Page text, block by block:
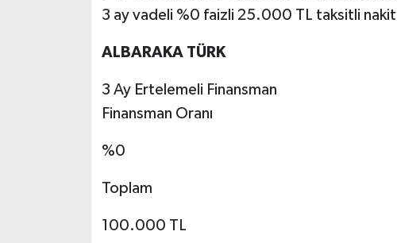
3 ay vadeli %0 faizli 25.000 TL taksitli nakit
ALBARAKA TÜRK
3 Ay Ertelemeli Finansman
Finansman Oranı
%0
Toplam
100.000 TL